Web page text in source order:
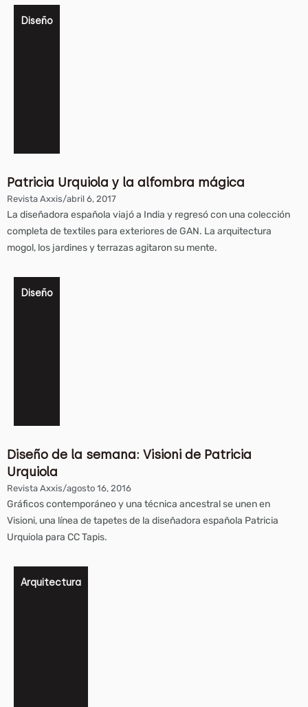
Diseño
Patricia Urquiola y la alfombra mágica
Revista Axxis/abril 6, 2017
La diseñadora española viajó a India y regresó con una colección
completa de textiles para exteriores de GAN. La arquitectura
mogol, los jardines y terrazas agitaron su mente.
Diseño
Diseño de la semana: Visioni de Patricia
Urquiola
Revista Axxis/agosto 16, 2016
Gráficos contemporáneo y una técnica ancestral se unen en
Visioni, una línea de tapetes de la diseñadora española Patricia
Urquiola para CC Tapis.
Arquitectura